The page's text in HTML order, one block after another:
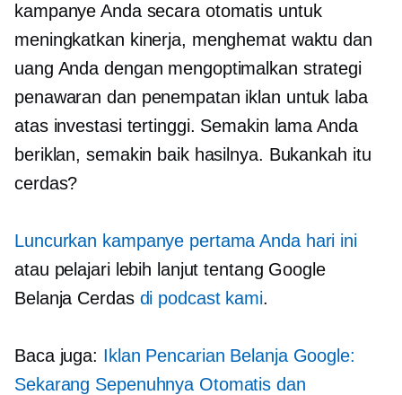
kampanye Anda secara otomatis untuk
meningkatkan kinerja, menghemat waktu dan
uang Anda dengan mengoptimalkan strategi
penawaran dan penempatan iklan untuk laba
atas investasi tertinggi. Semakin lama Anda
beriklan, semakin baik hasilnya. Bukankah itu
cerdas?
Luncurkan kampanye pertama Anda hari ini
atau pelajari lebih lanjut tentang Google
Belanja Cerdas di podcast kami.
Baca juga: Iklan Pencarian Belanja Google:
Sekarang Sepenuhnya Otomatis dan